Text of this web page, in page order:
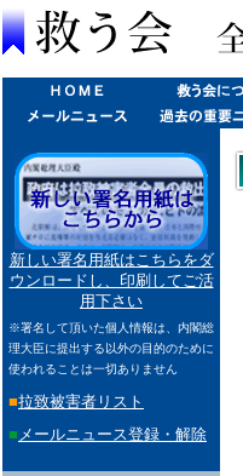
新しい署名用紙はこちらをダ
ウンロードし、印刷してご活
用下さい
※署名して頂いた個人情報は、内閣総
理大臣に提出する以外の目的のために
使われることは一切ありません
■拉致被害者リスト
■ メールニュース登録・解除